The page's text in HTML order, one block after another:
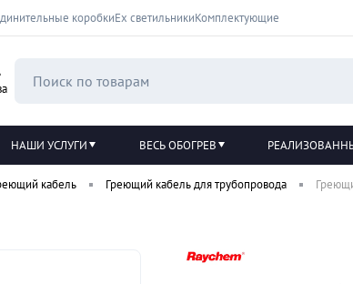
коробкиЕх светильникиКомплектующие
НАШИ УСЛУГИ ВЕСЬ ОБОГРЕВ
кабель Греющий кабель для трубопровода